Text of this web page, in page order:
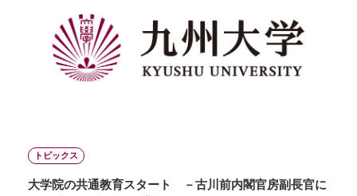
トピックス
大学院の共通教育スタート －古川前内閣官房副長官に